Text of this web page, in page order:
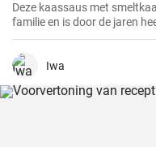
Deze kaassaus met
familie en is door de jaren
smaakvol en gewoonweg
pastasaus of bij
ik zeggen dat dit recept altijd
Iwa